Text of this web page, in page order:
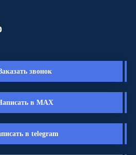
звонок
в MAX
в telegram